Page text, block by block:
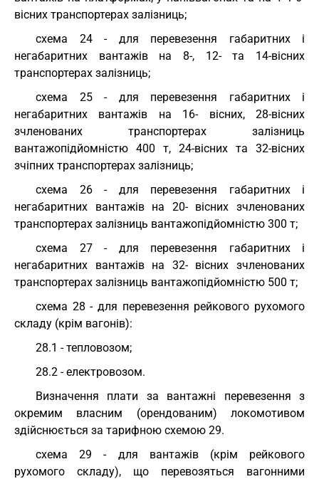
вісних транспортерах залізниць;
схема 24 - для перевезення габаритних і
негабаритних вантажів на 8-, 12- та 14-вісних
транспортерах залізниць;
схема 25 - для перевезення габаритних і
негабаритних вантажів на 16- вісних, 28-вісних
зчленованих транспортерах залізниць
вантажопідйомністю 400 т, 24-вісних та 32-вісних
зчіпних транспортерах залізниць;
схема 26 - для перевезення габаритних і
негабаритних вантажів на 20- вісних зчленованих
транспортерах залізниць вантажопідйомністю 300 т;
схема 27 - для перевезення габаритних і
негабаритних вантажів на 32- вісних зчленованих
транспортерах залізниць вантажопідйомністю 500 т;
схема 28 - для перевезення рейкового рухомого
складу (крім вагонів):
28.1 - тепловозом;
28.2 - електровозом.
Визначення плати за вантажні перевезення з
окремим власним (орендованим) локомотивом
здійснюється за тарифною схемою 29.
схема 29 - для вантажів (крім рейкового
рухомого складу), що перевозяться вагонними